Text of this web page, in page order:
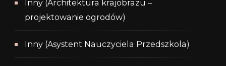
Inny (Architektura krajobrazu –
projektowanie ogrodów)
Inny (Asystent Nauczyciela Przedszkola)